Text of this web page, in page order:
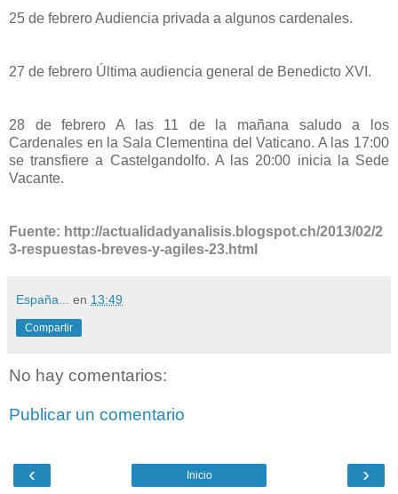
25 de febrero Audiencia privada a algunos cardenales.
27 de febrero Última audiencia general de Benedicto XVI.
28 de febrero A las 11 de la mañana saludo a los
Cardenales en la Sala Clementina del Vaticano. A las 17:00
se transfiere a Castelgandolfo. A las 20:00 inicia la Sede
Vacante.
Fuente: http://actualidadyanalisis.blogspot.ch/2013/02/2
3-respuestas-breves-y-agiles-23.html
España... en 13:49
Compartir
No hay comentarios:
Publicar un comentario
‹ ›
Inicio